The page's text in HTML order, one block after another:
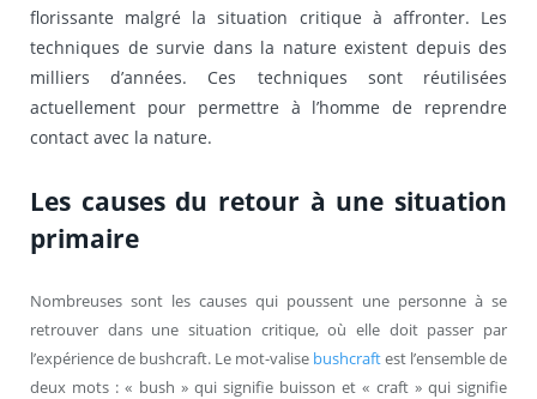
florissante malgré la situation critique à affronter. Les
techniques de survie dans la nature existent depuis des
milliers d’années. Ces techniques sont réutilisées
actuellement pour permettre à l’homme de reprendre
contact avec la nature.
Les causes du retour à une situation
primaire
Nombreuses sont les causes qui poussent une personne à se
retrouver dans une situation critique, où elle doit passer par
l’expérience de bushcraft. Le mot-valise bushcraftest l’ensemble de
deux mots : « bush » qui signifie buisson et « craft » qui signifie